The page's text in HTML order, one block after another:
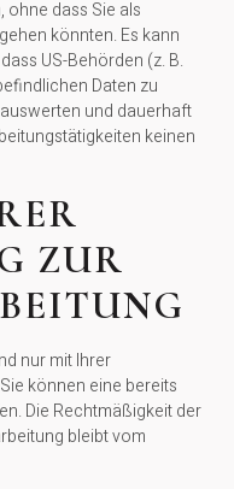
dass Sie als
könnten. Es kann
US-Behörden (z. B.
Daten zu
und dauerhaft
keinen
ZUR
nur mit Ihrer
können eine bereits
Die Rechtmäßigkeit der
bleibt vom